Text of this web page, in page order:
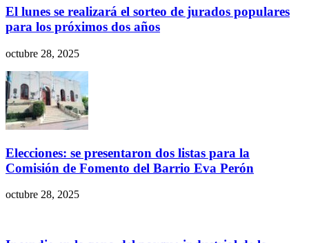
El lunes se realizará el sorteo de jurados populares
para los próximos dos años
octubre 28, 2025
Elecciones: se presentaron dos listas para la
Comisión de Fomento del Barrio Eva Perón
octubre 28, 2025